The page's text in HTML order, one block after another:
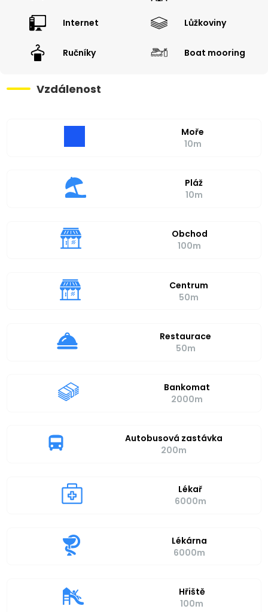
Internet Lůžkoviny
Ručníky Boat mooring
Vzdálenost
Moře
10m
Pláž
10m
Obchod
100m
Centrum
50m
Restaurace
50m
Bankomat
2000m
Autobusová zastávka
200m
Lékař
6000m
Lékárna
6000m
Hřiště
100m